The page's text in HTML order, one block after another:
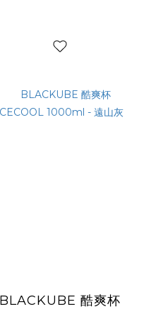
BLACKUBE 酷爽杯